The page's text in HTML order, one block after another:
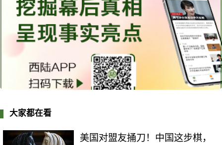
大家都在看
美国对盟友捅刀！中国这步棋，